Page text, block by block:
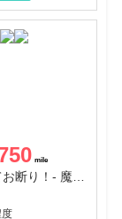
度